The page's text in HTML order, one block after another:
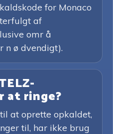
for Monaco
af
omr å
n ø dvendigt).
at ringe?
at oprette opkaldet,
til, har ikke brug